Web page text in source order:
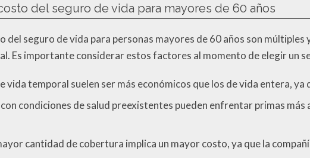
del seguro de vida para mayores de 60 años
del seguro de vida para personas mayores de 60 años son múltiples
Es importante considerar estos factores al momento de elegir un
vida temporal suelen ser más económicos que los de vida entera,
con condiciones de salud preexistentes pueden enfrentar primas
cantidad de cobertura implica un mayor costo, ya que la